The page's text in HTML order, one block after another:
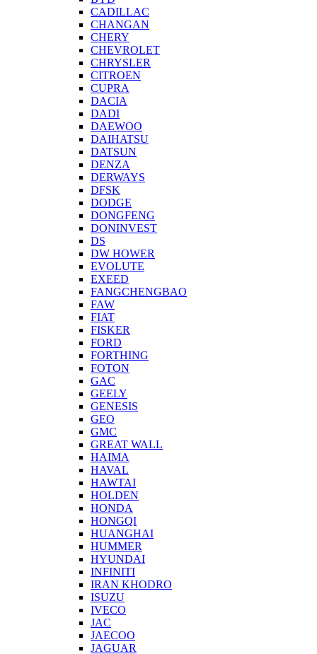
CADILLAC
CHANGAN
CHERY
CHEVROLET
CHRYSLER
CITROEN
CUPRA
DACIA
DADI
DAEWOO
DAIHATSU
DATSUN
DENZA
DERWAYS
DFSK
DODGE
DONGFENG
DONINVEST
DS
DW HOWER
EVOLUTE
EXEED
FANGCHENGBAO
FAW
FIAT
FISKER
FORD
FORTHING
FOTON
GAC
GEELY
GENESIS
GEO
GMC
GREAT WALL
HAIMA
HAVAL
HAWTAI
HOLDEN
HONDA
HONGQI
HUANGHAI
HUMMER
HYUNDAI
INFINITI
IRAN KHODRO
ISUZU
IVECO
JAC
JAECOO
JAGUAR